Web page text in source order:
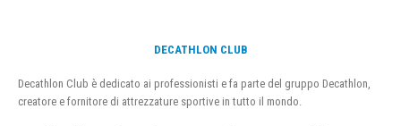
DECATHLON CLUB
Decathlon Club è dedicato ai professionisti e fa parte del gruppo Decathlon,
creatore e fornitore di attrezzature sportive in tutto il mondo.